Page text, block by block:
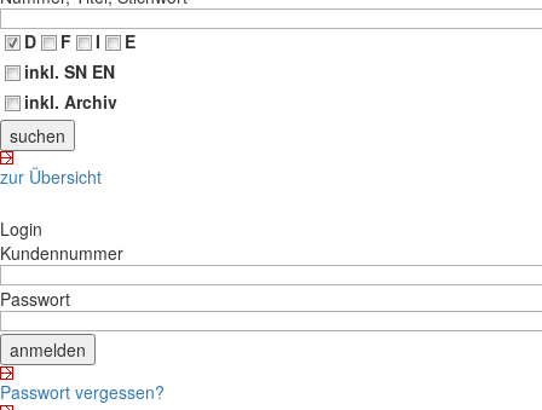
D
F I
E
inkl. SN EN
inkl. Archiv
zur Übersicht
Login
Kundennummer
Passwort
Passwort vergessen?